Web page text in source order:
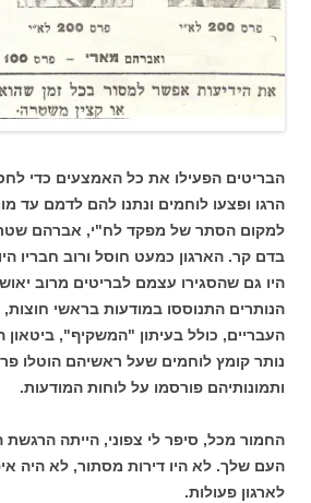
הבריטים הפעילו את כל האמצעים כדי
הרגו ופצעו לוחמים ונתנו להם לדמם עד
למקום הסתר של מפקד לח"י, אברהם שטרן
בדם קר. הארגון כמעט חוסל ורוב חבריו
היו גם שהסגירו עצמם לבריטים מרוב
הנותרים התנוססו במודעות בראשי חוצות,
העבריים, כולל בעיתון "המשקיף", ביטאון
נותר קומץ לוחמים שעל ראשיהם הוטלו
ותמונותיהם פורסמו על לוחות המודעות.
החמור מכל, סיפר לי צפוני, הייתה הרגשת
העם שלך. לא היו דירות מסתור, לא היה
לארגון פעולות.